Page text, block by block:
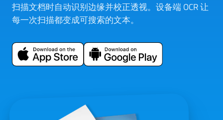
扫描文档时自动识别边缘并校正透视。设备端 OCR 让
每一次扫描都变成可搜索的文本。